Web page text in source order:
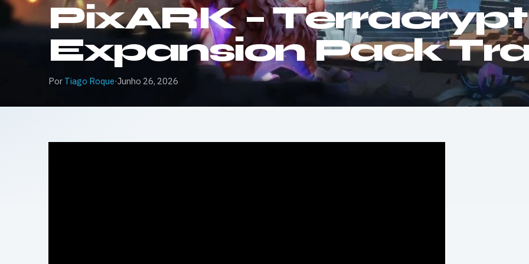
PixARK – Terracrypt
Expansion Pack
Por Tiago Roque·Junho 26, 2026